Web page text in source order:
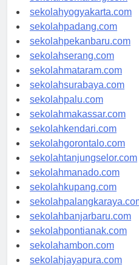
sekolahsemarang.com
sekolahyogyakarta.com
sekolahpadang.com
sekolahpekanbaru.com
sekolahserang.com
sekolahmataram.com
sekolahsurabaya.com
sekolahpalu.com
sekolahmakassar.com
sekolahkendari.com
sekolahgorontalo.com
sekolahtanjungselor.com
sekolahmanado.com
sekolahkupang.com
sekolahpalangkaraya.com
sekolahbanjarbaru.com
sekolahpontianak.com
sekolahambon.com